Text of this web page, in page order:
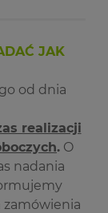
JAK
od dnia
realizacji
. O
nadania
zamówienia